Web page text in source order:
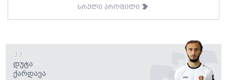
სრული პროფილი
33
Დუტა
Ქარდავა